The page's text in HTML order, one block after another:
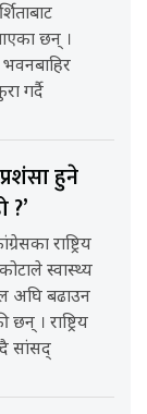
छन् ।
गर्दै
हुने
राष्ट्रिय
स्वास्थ्य
अघि बढाउन
। राष्ट्रिय
सांसद्